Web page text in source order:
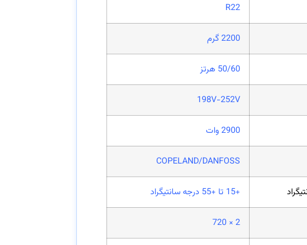
R22
2200 گرم
50/60 هرتز
198V-252V
2900 وات
COPELAND/DANFOSS
+15 تا +55 درجه سانتیگراد
2 × 720